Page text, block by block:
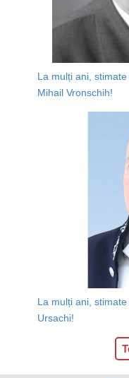
La mulți ani,
Mihail Vronschih!
La mulți ani,
Ursachi!